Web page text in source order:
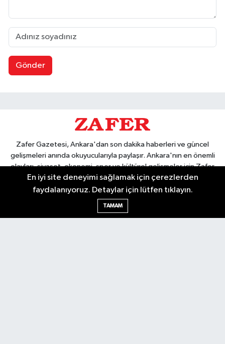
Gönder
Zafer Gazetesi, Ankara'dan son dakika haberleri ve güncel
gelişmeleri anında okuyucularıyla paylaşır. Ankara'nın en önemli
olayları, siyaset, ekonomi, spor ve kültürel gelişmeler için Zafer
Gazetesi'ni takip edin. Başkentin güvendiği haber kaynağı.
En iyi site deneyimi sağlamak için çerezlerden
faydalanıyoruz. Detaylar için lütfen tıklayın.
TAMAM